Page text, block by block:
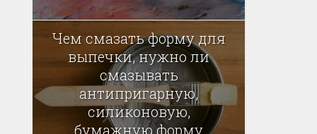
Чем смазать форму для
выпечки, нужно ли
смазывать
антипригарную,
силиконовую,
бумажную форму